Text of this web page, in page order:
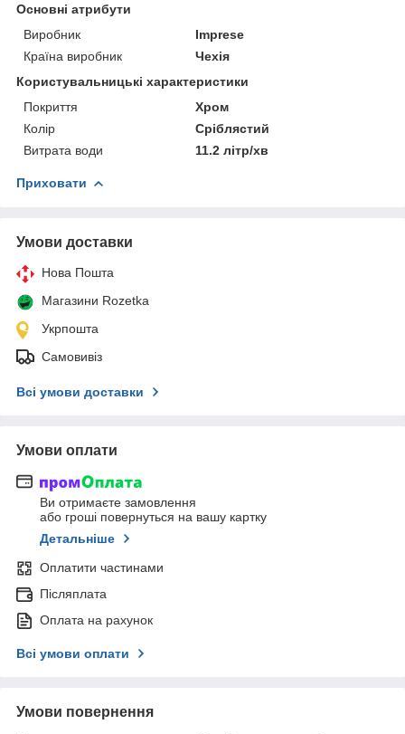
Основні атрибути
Виробник
Imprese
Країна виробник
Чехія
Користувальницькі характеристики
Покриття
Хром
Колір
Сріблястий
Витрата води
11.2 літр/хв
Приховати
Умови доставки
Нова Пошта
Магазини Rozetka
Укрпошта
Самовивіз
Всі умови доставки
Умови оплати
Ви отримаєте замовлення
або гроші повернуться на вашу картку
Детальніше
Оплатити частинами
Післяплата
Оплата на рахунок
Всі умови оплати
Умови повернення